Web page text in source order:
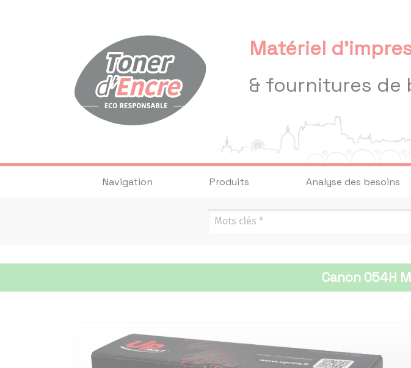
Matériel
& fournitures de
Navigation Produits Analyse des besoins
Canon 054H